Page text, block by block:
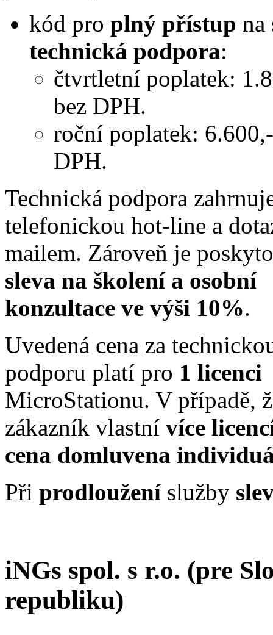
kód pro plný přístup na
technická podpora:
čtvrtletní poplatek:
bez DPH.
roční poplatek:
DPH.
Technická podpora
telefonickou hot-line a
mailem. Zároveň je
sleva na školení a osobní
konzultace ve výši 10%.
Uvedená cena za
podporu platí pro 1 licenci
MicroStationu. V případě,
zákazník vlastní více
cena domluvena
Při prodlouženíslužby
iNGs spol. s r.o. (pre
republiku)